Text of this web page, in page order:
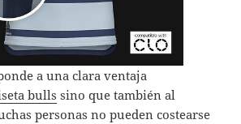
a una clara ventaja
bulls sino que también al
personas no pueden costearse